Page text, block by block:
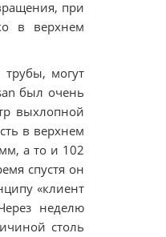
при
в верхнем
могут
был очень
выхлопной
в верхнем
а то и 102
спустя он
«клиент
неделю
столь